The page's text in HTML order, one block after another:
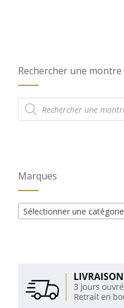
Rechercher une montre
Recherche
de
produits
Marques
Sélectionner une catégorie